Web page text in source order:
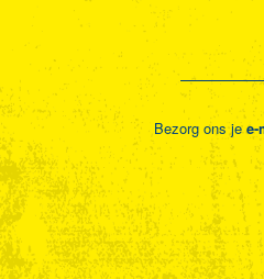
Bezorg ons je e-